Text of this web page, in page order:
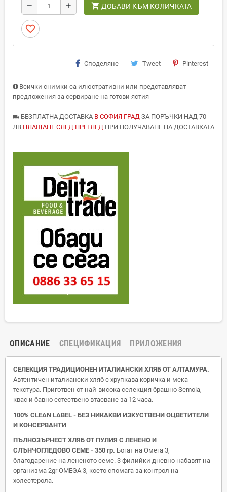
remove add shopping_cart ДОБАВИ КЪМ КОЛИЧКАТА
favorite_border
Споделяне Tweet Pinterest
Всички снимки са илюстративни или представляват
предложения за сервиране на готови ястия
local_shipping БЕЗПЛАТНА ДОСТАВКА В СОФИЯ ГРАД ЗА ПОРЪЧКИ НАД 70
ЛВ ПЛАЩАНЕ СЛЕД ПРЕГЛЕД ПРИ ПОЛУЧАВАНЕ НА ДОСТАВКАТА
ОПИСАНИЕ СПЕЦИФИКАЦИЯ ПРИЛОЖЕНИЯ
СЕЛЕКЦИЯ ТРАДИЦИОНЕН ИТАЛИАНСКИ ХЛЯБ ОТ АЛТАМУРА.
Автентичен италиански хляб с хрупкава коричка и мека
текстура. Приготвен от най‐висока селекция брашно Semola,
квас и бавно естествено втасване за 12 часа.
100% CLEAN LABEL ‐ БЕЗ НИКАКВИ ИЗКУСТВЕНИ ОЦВЕТИТЕЛИ
И КОНСЕРВАНТИ
ПЪЛНОЗЪРНЕСТ ХЛЯБ ОТ ПУЛИЯ С ЛЕНЕНО И
СЛЪНЧОГЛЕДОВО СЕМЕ - 350 гр. Богат на Омега 3,
благодарение на лененото семе. 3 филийки дневно набавят на
организма 2gr OMEGA 3, което спомага за контрол на
холестерола.